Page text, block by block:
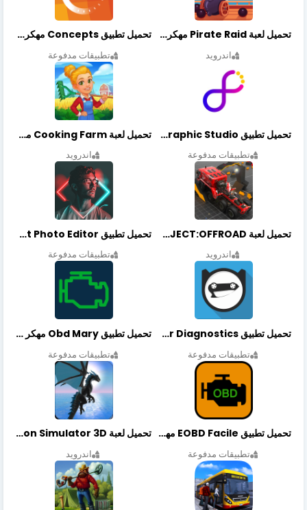
تحميل لعبة Pirate Raid مهكرة أخر إصدار
اندرويد
تحميل تطبيق Concepts مهكر أخر إصدار
تطبيقات مدفوعة
تحميل تطبيق Graphic Studio مهكر أخر إصدار
تطبيقات مدفوعة
تحميل لعبة Cooking Farm مهكرة أخر إصدار
اندرويد
تحميل لعبة PROJECT:OFFROAD مهكرة أخر إصدار
اندرويد
تحميل تطبيق NeonArt Photo Editor مهكر أخر إصدار
تطبيقات مدفوعة
تحميل تطبيق OBDeleven Car Diagnostics مهكر أخر إصدار
تطبيقات مدفوعة
تحميل تطبيق Obd Mary مهكر أخر إصدار
تطبيقات مدفوعة
تحميل تطبيق EOBD Facile مهكر أخر إصدار
تطبيقات مدفوعة
تحميل لعبة Dragon Simulator 3D مهكرة أخر إصدار
اندرويد